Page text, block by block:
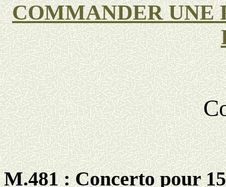
COMMANDER UNE
M.481 : Concerto pour